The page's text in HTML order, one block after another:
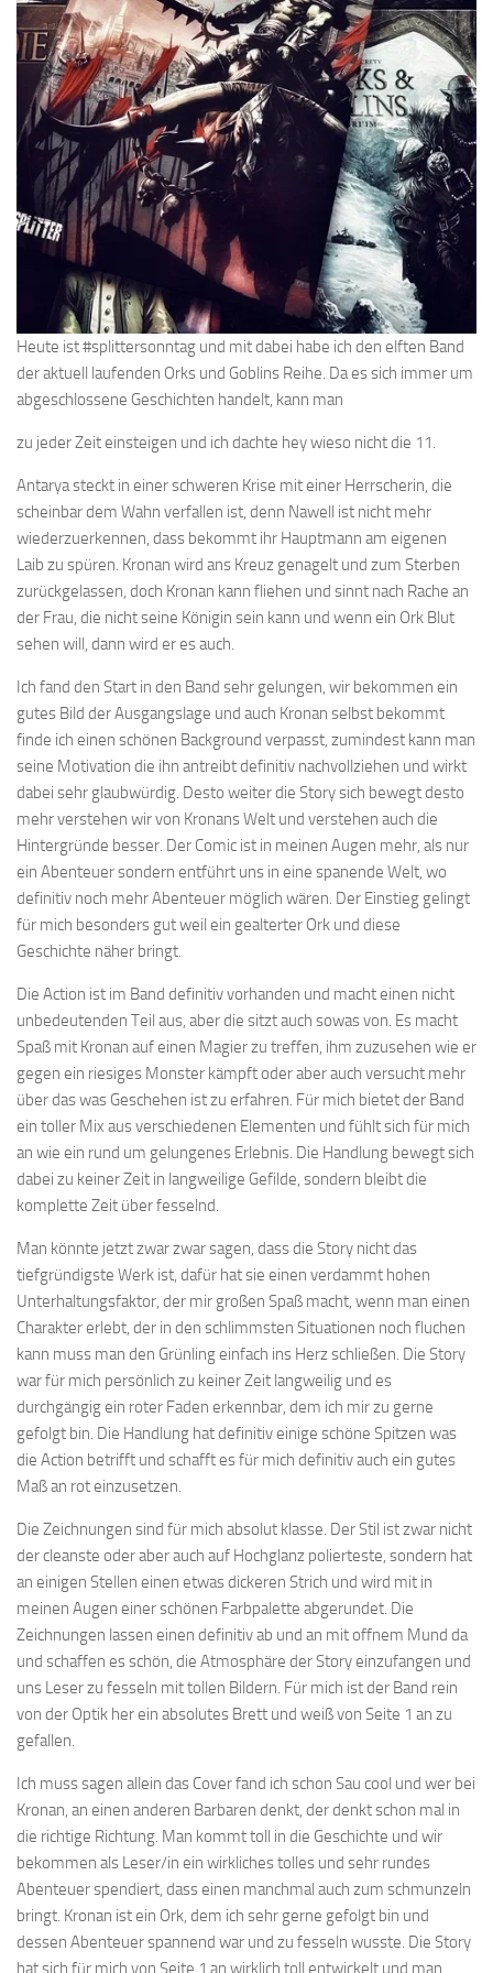
Heute ist #splittersonntag und mit dabei habe ich den elften Band
der aktuell laufenden Orks und Goblins Reihe. Da es sich immer um
abgeschlossene Geschichten handelt, kann man
zu jeder Zeit einsteigen und ich dachte hey wieso nicht die 11.
Antarya steckt in einer schweren Krise mit einer Herrscherin, die
scheinbar dem Wahn verfallen ist, denn Nawell ist nicht mehr
wiederzuerkennen, dass bekommt ihr Hauptmann am eigenen
Laib zu spüren. Kronan wird ans Kreuz genagelt und zum Sterben
zurückgelassen, doch Kronan kann fliehen und sinnt nach Rache an
der Frau, die nicht seine Königin sein kann und wenn ein Ork Blut
sehen will, dann wird er es auch.
Ich fand den Start in den Band sehr gelungen, wir bekommen ein
gutes Bild der Ausgangslage und auch Kronan selbst bekommt
finde ich einen schönen Background verpasst, zumindest kann man
seine Motivation die ihn antreibt definitiv nachvollziehen und wirkt
dabei sehr glaubwürdig. Desto weiter die Story sich bewegt desto
mehr verstehen wir von Kronans Welt und verstehen auch die
Hintergründe besser. Der Comic ist in meinen Augen mehr, als nur
ein Abenteuer sondern entführt uns in eine spanende Welt, wo
definitiv noch mehr Abenteuer möglich wären. Der Einstieg gelingt
für mich besonders gut weil ein gealterter Ork und diese
Geschichte näher bringt.
Die Action ist im Band definitiv vorhanden und macht einen nicht
unbedeutenden Teil aus, aber die sitzt auch sowas von. Es macht
Spaß mit Kronan auf einen Magier zu treffen, ihm zuzusehen wie er
gegen ein riesiges Monster kämpft oder aber auch versucht mehr
über das was Geschehen ist zu erfahren. Für mich bietet der Band
ein toller Mix aus verschiedenen Elementen und fühlt sich für mich
an wie ein rund um gelungenes Erlebnis. Die Handlung bewegt sich
dabei zu keiner Zeit in langweilige Gefilde, sondern bleibt die
komplette Zeit über fesselnd.
Man könnte jetzt zwar zwar sagen, dass die Story nicht das
tiefgründigste Werk ist, dafür hat sie einen verdammt hohen
Unterhaltungsfaktor, der mir großen Spaß macht, wenn man einen
Charakter erlebt, der in den schlimmsten Situationen noch fluchen
kann muss man den Grünling einfach ins Herz schließen. Die Story
war für mich persönlich zu keiner Zeit langweilig und es
durchgängig ein roter Faden erkennbar, dem ich mir zu gerne
gefolgt bin. Die Handlung hat definitiv einige schöne Spitzen was
die Action betrifft und schafft es für mich definitiv auch ein gutes
Maß an rot einzusetzen.
Die Zeichnungen sind für mich absolut klasse. Der Stil ist zwar nicht
der cleanste oder aber auch auf Hochglanz polierteste, sondern hat
an einigen Stellen einen etwas dickeren Strich und wird mit in
meinen Augen einer schönen Farbpalette abgerundet. Die
Zeichnungen lassen einen definitiv ab und an mit offnem Mund da
und schaffen es schön, die Atmosphäre der Story einzufangen und
uns Leser zu fesseln mit tollen Bildern. Für mich ist der Band rein
von der Optik her ein absolutes Brett und weiß von Seite 1 an zu
gefallen.
Ich muss sagen allein das Cover fand ich schon Sau cool und wer bei
Kronan, an einen anderen Barbaren denkt, der denkt schon mal in
die richtige Richtung. Man kommt toll in die Geschichte und wir
bekommen als Leser/in ein wirkliches tolles und sehr rundes
Abenteuer spendiert, dass einen manchmal auch zum schmunzeln
bringt. Kronan ist ein Ork, dem ich sehr gerne gefolgt bin und
dessen Abenteuer spannend war und zu fesseln wusste. Die Story
hat sich für mich von Seite 1 an wirklich toll entwickelt und man